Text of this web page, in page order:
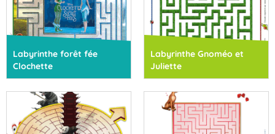
Labyrinthe forêt fée
Clochette
Labyrinthe Gnoméo et
Juliette